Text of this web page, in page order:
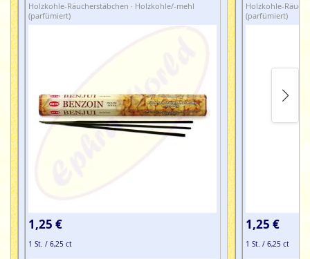
Holzkohle-Räucherstäbchen · Holzkohle/-mehl
(parfümiert)
1,25 €
1 St. / 6,25 ct
Holzkohle-
(parfümiert)
1,25 €
1 St. / 6,25 ct